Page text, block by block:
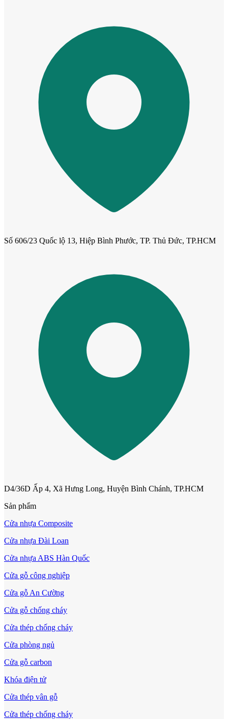
Số 606/23 Quốc lộ 13, Hiệp Bình Phước, TP. Thủ Đức, TP.HCM
D4/36D Ấp 4, Xã Hưng Long, Huyện Bình Chánh, TP.HCM
Sản phẩm
Cửa nhựa Composite
Cửa nhựa Đài Loan
Cửa nhựa ABS Hàn Quốc
Cửa gỗ công nghiệp
Cửa gỗ An Cường
Cửa gỗ chống cháy
Cửa thép chống cháy
Cửa phòng ngủ
Cửa gỗ carbon
Khóa điện tử
Cửa thép vân gỗ
Cửa thép chống cháy